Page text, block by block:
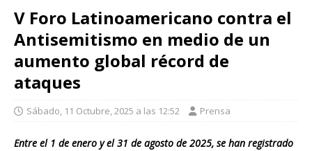
V Foro Latinoamericano contra el
Antisemitismo en medio de un
aumento global récord de
ataques
Sábado, 11 Octubre, 2025 a las 12:52 Prensa
Entre el 1 de enero y el 31 de agosto de 2025, se han registrado